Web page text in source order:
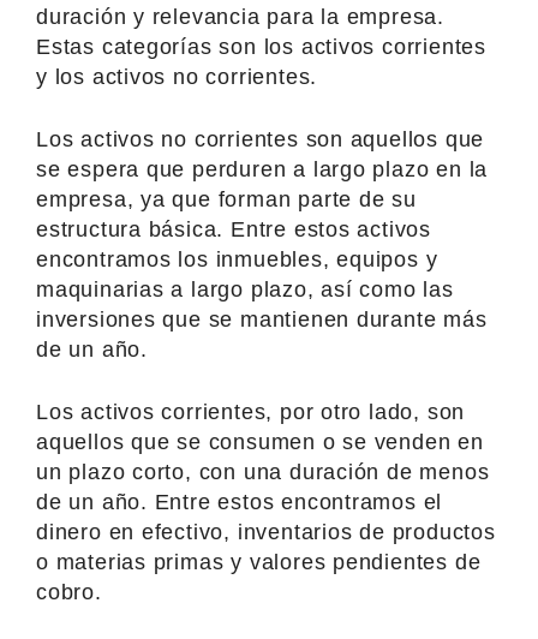
duración y relevancia para la empresa.
Estas categorías son los activos corrientes
y los activos no corrientes.
Los activos no corrientes son aquellos que
se espera que perduren a largo plazo en la
empresa, ya que forman parte de su
estructura básica. Entre estos activos
encontramos los inmuebles, equipos y
maquinarias a largo plazo, así como las
inversiones que se mantienen durante más
de un año.
Los activos corrientes, por otro lado, son
aquellos que se consumen o se venden en
un plazo corto, con una duración de menos
de un año. Entre estos encontramos el
dinero en efectivo, inventarios de productos
o materias primas y valores pendientes de
cobro.